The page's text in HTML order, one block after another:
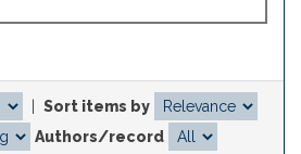
Sort items by
Authors/record